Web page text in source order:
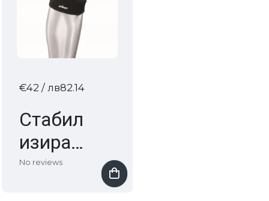
Стабил
изиращ
а
No reviews
€42 / лв82.14